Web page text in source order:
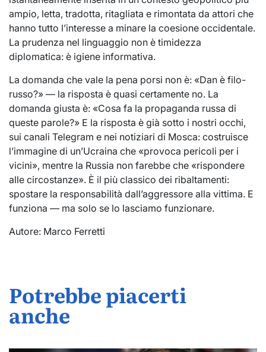
ampio, letta, tradotta, ritagliata e rimontata da attori che
hanno tutto l’interesse a minare la coesione occidentale.
La prudenza nel linguaggio non è timidezza
diplomatica: è igiene informativa.
La domanda che vale la pena porsi non è: «Dan è filo-
russo?» — la risposta è quasi certamente no. La
domanda giusta è: «Cosa fa la propaganda russa di
queste parole?» E la risposta è già sotto i nostri occhi,
sui canali Telegram e nei notiziari di Mosca: costruisce
l’immagine di un’Ucraina che «provoca pericoli per i
vicini», mentre la Russia non farebbe che «rispondere
alle circostanze». È il più classico dei ribaltamenti:
spostare la responsabilità dall’aggressore alla vittima. E
funziona — ma solo se lo lasciamo funzionare.
Autore: Marco Ferretti
Potrebbe piacerti
anche